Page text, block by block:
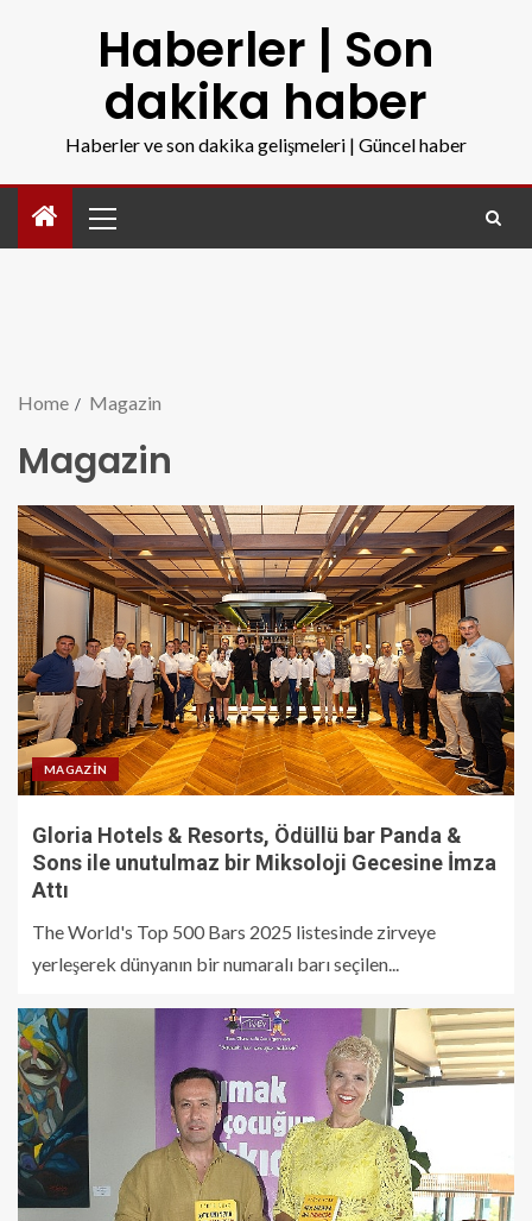
Haberler | Son
dakika haber
Haberler ve son dakika gelişmeleri | Güncel haber
Home Magazin
Magazin
MAGAZIN
Gloria Hotels & Resorts, Ödüllü bar Panda &
Sons ile unutulmaz bir Miksoloji Gecesine İmza
Attı
The World's Top 500 Bars 2025 listesinde zirveye
yerleşerek dünyanın bir numaralı barı seçilen...